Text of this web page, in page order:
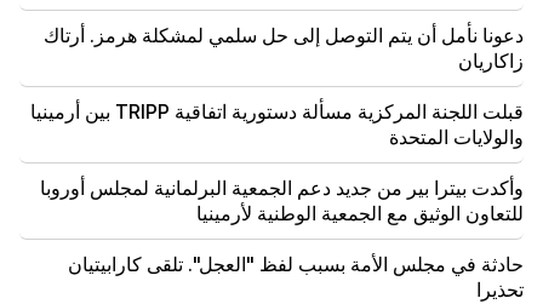
18:21
إن القيود غير المعقولة المفروضة على تصدير المنتجات
الأرمنية إلى السوق الروسية مثيرة للقلق. روبينيان إلى
ماتفيينكو
دعونا نأمل أن يتم التوصل إلى حل سلمي لمشكلة هرمز. أرتاك
زاكاريان
قبلت اللجنة المركزية مسألة دستورية اتفاقية TRIPP بين أرمينيا
والولايات المتحدة
وأكدت بيترا بير من جديد دعم الجمعية البرلمانية لمجلس أوروبا
للتعاون الوثيق مع الجمعية الوطنية لأرمينيا
حادثة في مجلس الأمة بسبب لفظ "العجل". تلقى كارابيتيان
تحذيرا